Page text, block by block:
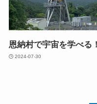
恩納村で宇宙を学べる
2024-07-30